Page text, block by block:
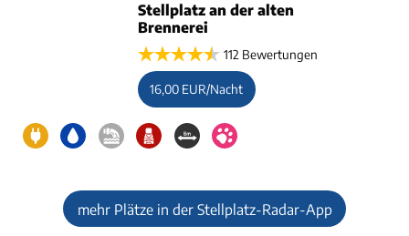
Stellplatz an der alten
Brennerei
112 Bewertungen
16,00 EUR/Nacht
mehr Plätze in der Stellplatz-Radar-App